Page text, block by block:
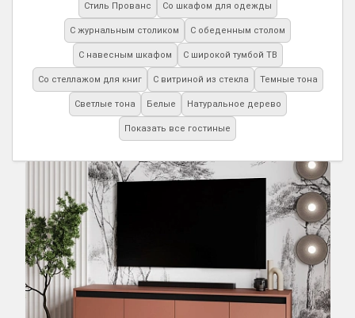
Стиль Прованс Со шкафом для одежды
С журнальным столиком С обеденным столом
С навесным шкафом С широкой тумбой ТВ
Со стеллажом для книг С витриной из стекла Темные тона
Светлые тона Белые Натуральное дерево
Показать все гостиные